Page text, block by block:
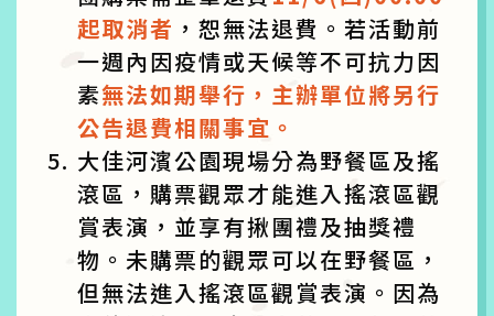
起取消者 ，恕無法退費。若活動前
一週內因疫情或天候等不可抗力因
素無法如期舉行，主辦單位將另行
公告退費相關事宜。
大佳河濱公園現場分為野餐區及搖
滾區，購票觀眾才能進入搖滾區觀
賞表演，並享有揪團禮及抽獎禮
物。未購票的觀眾可以在野餐區，
但無法進入搖滾區觀賞表演。因為